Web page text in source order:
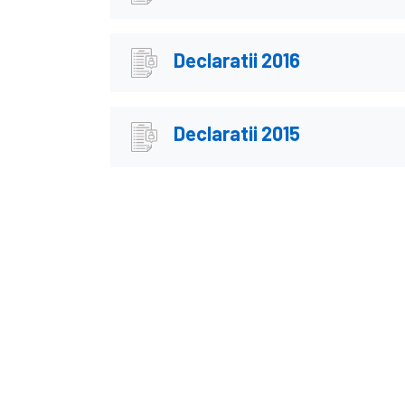
Declaratii 2016
Declaratii 2015